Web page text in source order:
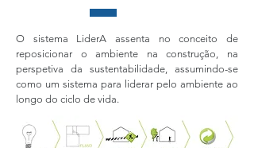
O sistema LiderA assenta no conceito de
reposicionar o ambiente na construção, na
perspetiva da sustentabilidade, assumindo-se
como um sistema para liderar pelo ambiente ao
longo do ciclo de vida.